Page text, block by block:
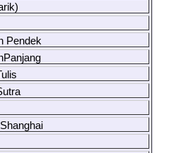
Pendek